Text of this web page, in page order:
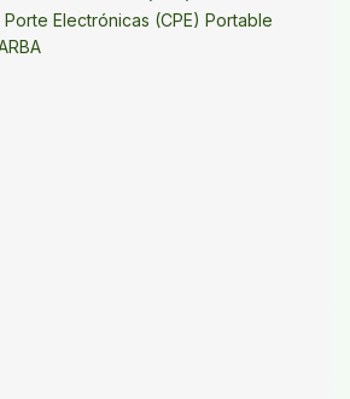
Electrónicas (CPE) Portable